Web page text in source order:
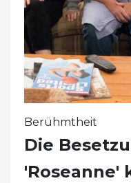
Berühmtheit
Die
'Roseanne'